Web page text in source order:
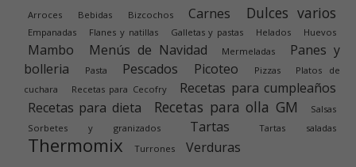
Arroces Bebidas Bizcochos Carnes Dulces varios
Empanadas Flanes y natillas Galletas y pastas Helados Huevos
Mambo Menús de Navidad Mermeladas
Panes y
bolleria
Pasta Pescados Picoteo Pizzas
Platos de
cuchara
Recetas para Cecofry
Recetas para cumpleaños
Recetas para dieta
Recetas para olla GM
Salsas
Sorbetes y granizados
Tartas Tartas saladas
Thermomix Turrones Verduras